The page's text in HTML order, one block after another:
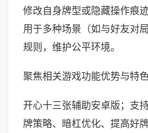
修改自身牌型或隐藏操作痕
用于多种场景（如与好友对
规则，维护公平环境。
聚焦相关游戏功能优势与特色
开心十三张辅助安卓版；支
牌策略、暗杠优化、提高好